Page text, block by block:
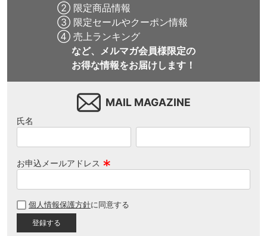
② 限定商品情報
③ 限定セールやクーポン情報
④ 売上ランキング
など、メルマガ会員様限定の
お得な情報をお届けします！
MAIL MAGAZINE
氏名
お申込メールアドレス
須
個人情報保護方針に同意する